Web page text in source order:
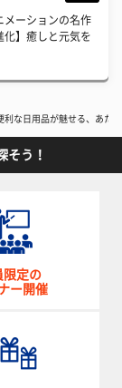
メーションの名作
化】癒しと元気を
利な日用品が魅せる、あた
そう！
限定の
ー開催